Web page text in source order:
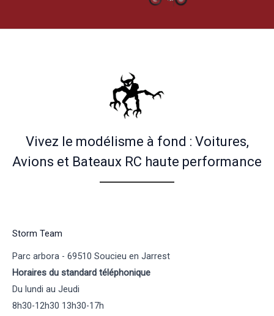
Vivez le modélisme à fond : Voitures,
Avions et Bateaux RC haute performance
Storm Team
Parc arbora - 69510 Soucieu en Jarrest
Horaires du standard téléphonique
Du lundi au Jeudi
8h30-12h30 13h30-17h